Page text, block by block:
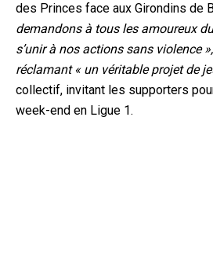
des Princes face aux Girondins de
demandons à tous les amoureux
s’unir à nos actions sans violence
réclamant « un véritable projet de
collectif, invitant les supporters
week-end en Ligue 1.